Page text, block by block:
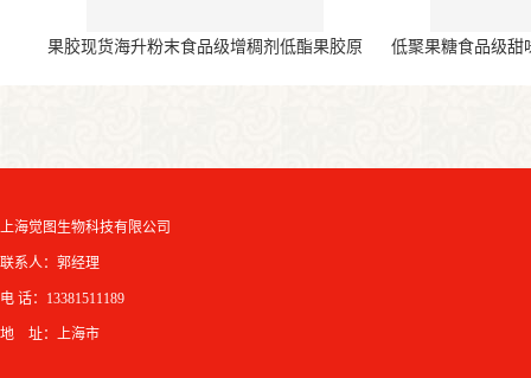
果胶现货海升粉末食品级增稠剂低酯果胶原
低聚果糖食品级甜
上海觉图生物科技有限公司
联系人：郭经理
电 话：13381511189
地 址：上海市